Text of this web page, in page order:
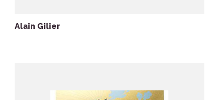
Alain Gilier